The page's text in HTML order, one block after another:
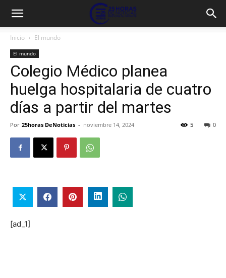
Inicio El mundo
El mundo
Colegio Médico planea
huelga hospitalaria de cuatro
días a partir del martes
Por 25horas DeNoticias - noviembre 14, 2024 0
5
[ad_1]